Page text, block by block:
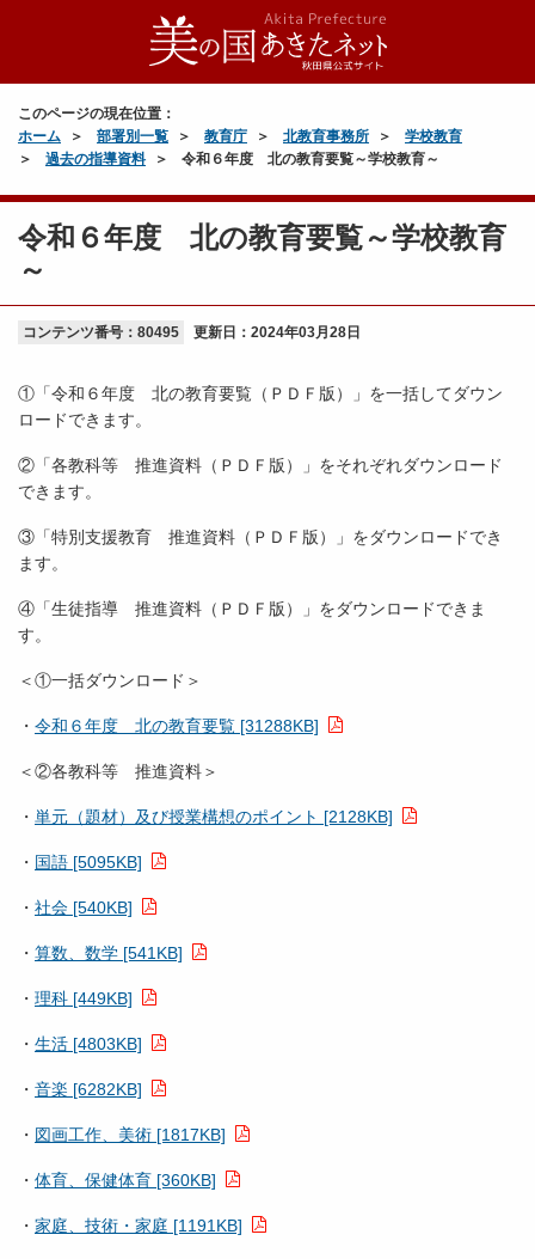
このページの現在位置：
ホーム
部署別一覧 教育庁 北教育事務所
学校教育
過去の指導資料
令和６年度 北の教育要覧～学校教育～
令和６年度 北の教育要覧～学校教育
～
コンテンツ番号：80495 更新日： 2024年03月28日
①「令和６年度 北の教育要覧（ＰＤＦ版）」を一括してダウン
ロードできます。
②「各教科等 推進資料（ＰＤＦ版）」をそれぞれダウンロード
できます。
③「特別支援教育 推進資料（ＰＤＦ版）」をダウンロードでき
ます。
④「生徒指導 推進資料（ＰＤＦ版）」をダウンロードできま
す。
＜①一括ダウンロード＞
・ 令和６年度 北の教育要覧 [31288KB]
＜②各教科等 推進資料＞
・ 単元（題材）及び授業構想のポイント [2128KB]
・ 国語 [5095KB]
・ 社会 [540KB]
・ 算数、数学 [541KB]
・ 理科 [449KB]
・ 生活 [4803KB]
・ 音楽 [6282KB]
・ 図画工作、美術 [1817KB]
・ 体育、保健体育 [360KB]
・ 家庭、技術・家庭 [1191KB]